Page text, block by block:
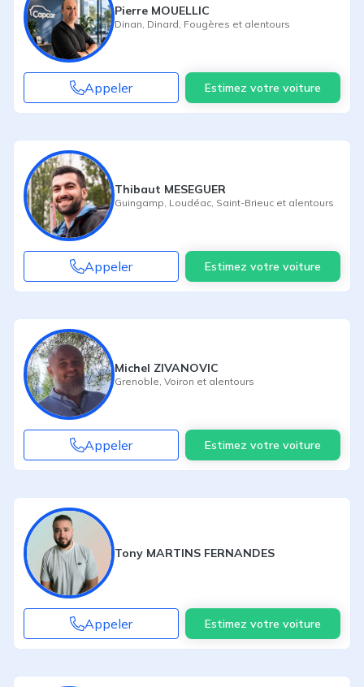
Pierre MOUELLIC
Dinan Dinard Fougères et alentours
Appeler Estimez votre voiture
Thibaut MESEGUER
Guingamp Loudéac Saint-Brieuc et alentours
Appeler Estimez votre voiture
Michel ZIVANOVIC
Grenoble Voiron et alentours
Appeler Estimez votre voiture
Tony MARTINS FERNANDES
Appeler Estimez votre voiture